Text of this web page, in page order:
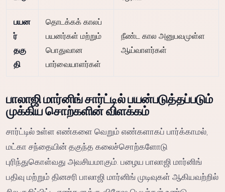
பயன
ர்
தகு
தி
தொடக்கக் காலப்
பயனர்கள் மற்றும்
பொதுவான
பார்வையாளர்கள்
நீண்ட கால அனுபவமுள்ள
ஆய்வாளர்கள்
பாலாஜி மார்னிங் சார்ட்டில் பயன்படுத்தப்படும்
முக்கிய சொற்களின் விளக்கம்
சார்ட்டில் உள்ள எண்களை வெறும் எண்களாகப் பார்க்காமல்,
மட்கா சந்தையின் தகுந்த கலைச்சொற்களோடு
புரிந்துகொள்வது அவசியமாகும். பழைய பாலாஜி மார்னிங்
பதிவு மற்றும் தினசரி பாலாஜி மார்னிங் முடிவுகள் ஆகியவற்றில்